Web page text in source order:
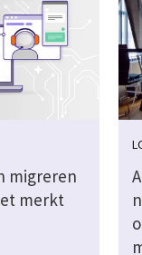
migreren
merkt